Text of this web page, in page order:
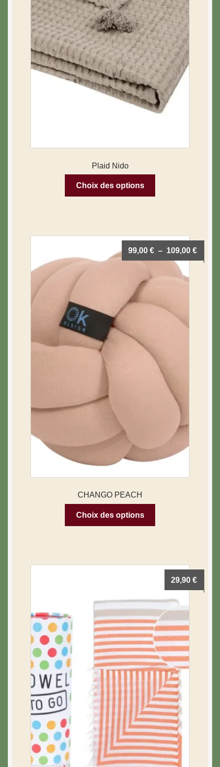
Plaid Nido
Choix des options
CHANGO PEACH
99,00€ – 109,00€
Choix des options
29,90€